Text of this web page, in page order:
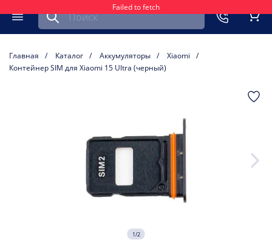
Failed to fetch
Меню
Найти запчасть для мобильного устройства
Главная Каталог Аккумуляторы
Xiaomi
Контейнер SIM для Xiaomi 15 Ultra (черный)
1/2